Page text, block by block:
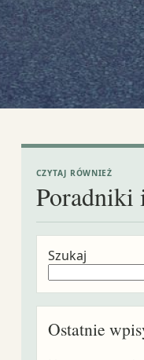
CZYTAJ RÓWNIEŻ
Poradniki
Szukaj
Ostatnie